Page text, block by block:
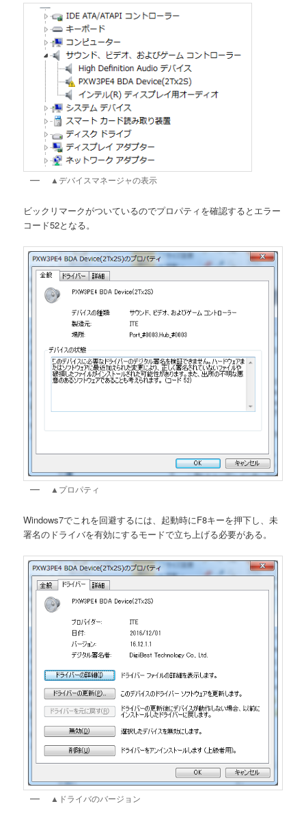
▲デバイスマネージャの表示
ビックリマークがついているのでプロパティを確認するとエラー
コード52となる。
▲プロパティ
Windows7でこれを回避するには、起動時にF8キーを押下し、未
署名のドライバを有効にするモードで立ち上げる必要がある。
▲ドライバのバージョン